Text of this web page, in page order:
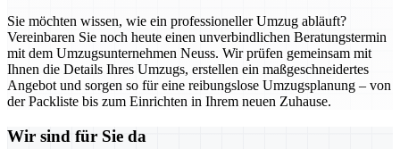
Sie möchten wissen, wie ein professioneller Umzug abläuft?
Vereinbaren Sie noch heute einen unverbindlichen Beratungstermin
mit dem Umzugsunternehmen Neuss. Wir prüfen gemeinsam mit
Ihnen die Details Ihres Umzugs, erstellen ein maßgeschneidertes
Angebot und sorgen so für eine reibungslose Umzugsplanung – von
der Packliste bis zum Einrichten in Ihrem neuen Zuhause.
Wir sind für Sie da